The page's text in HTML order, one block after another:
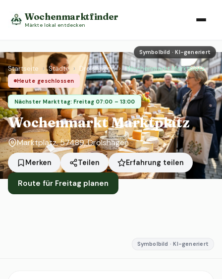
Wochenmarktfinder
Märkte lokal entdecken
Symbolbild · KI-generiert
Startseite › Städte › Drolshagen › Wochenmarkt Marktplatz
Heute geschlossen
Nächster Markttag: Freitag 07:00 – 13:00
Wochenmarkt Marktplatz
Marktplatz, 57489, Drolshagen
Merken Teilen Erfahrung teilen
Route für Freitag planen
Symbolbild · KI-generiert